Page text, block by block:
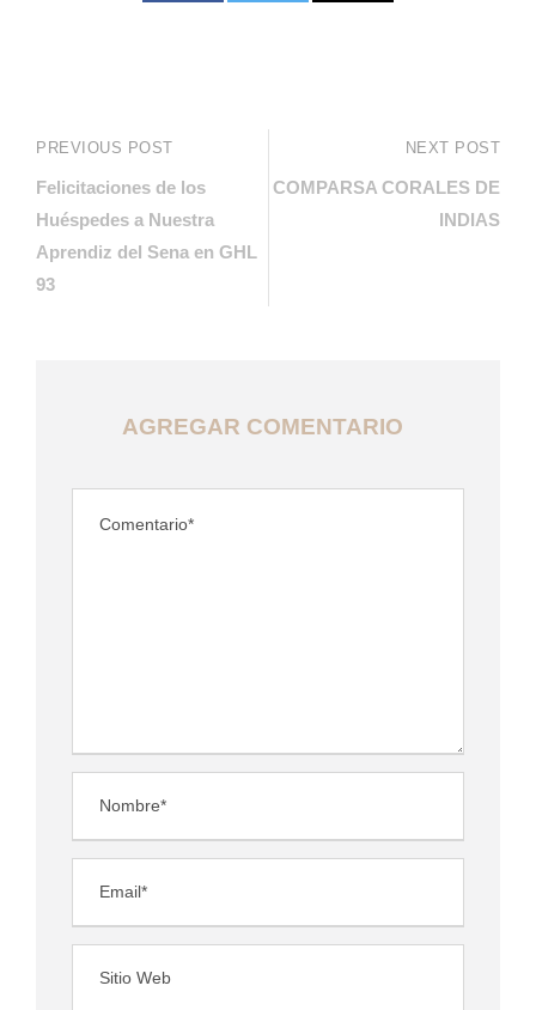
PREVIOUS POST
Felicitaciones de los
Huéspedes a Nuestra
Aprendiz del Sena en GHL
93
NEXT POST
COMPARSA CORALES DE
INDIAS
AGREGAR COMENTARIO